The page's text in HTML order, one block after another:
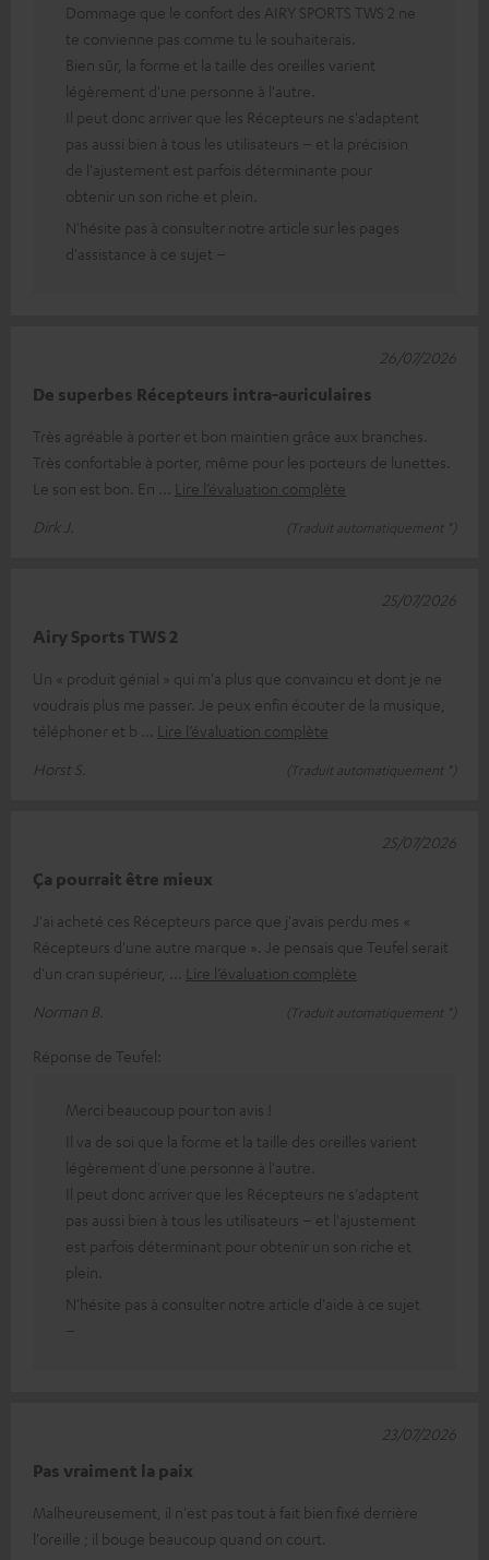
Dommage que le confort des AIRY SPORTS TWS 2 ne
te convienne pas comme tu le souhaiterais.
Bien sûr, la forme et la taille des oreilles varient
légèrement d'une personne à l'autre.
Il peut donc arriver que les Récepteurs ne s'adaptent
pas aussi bien à tous les utilisateurs – et la précision
de l'ajustement est parfois déterminante pour
obtenir un son riche et plein.
N'hésite pas à consulter notre article sur les pages
d'assistance à ce sujet –
De superbes Récepteurs intra-auriculaires
Très agréable à porter et bon maintien grâce aux branches.
Très confortable à porter, même pour les porteurs de lunettes.
Le son est bon. En
Lire l’évaluation complète
Dirk J.
(Traduit automatiquement *)
26/07/2026
Airy Sports TWS 2
Un « produit génial » qui m'a plus que convaincu et dont je ne
voudrais plus me passer. Je peux enfin écouter de la musique,
téléphoner et b
Lire l’évaluation complète
Horst S.
(Traduit automatiquement *)
25/07/2026
Ça pourrait être mieux
J'ai acheté ces Récepteurs parce que j'avais perdu mes «
Récepteurs d'une autre marque ». Je pensais que Teufel serait
d'un cran supérieur,
Lire l’évaluation complète
Norman B.
(Traduit automatiquement *)
25/07/2026
Réponse de Teufel:
Merci beaucoup pour ton avis !
Il va de soi que la forme et la taille des oreilles varient
légèrement d'une personne à l'autre.
Il peut donc arriver que les Récepteurs ne s'adaptent
pas aussi bien à tous les utilisateurs – et l'ajustement
est parfois déterminant pour obtenir un son riche et
plein.
N'hésite pas à consulter notre article d'aide à ce sujet
–
Pas vraiment la paix
Malheureusement, il n'est pas tout à fait bien fixé derrière
l'oreille ; il bouge beaucoup quand on court.
23/07/2026